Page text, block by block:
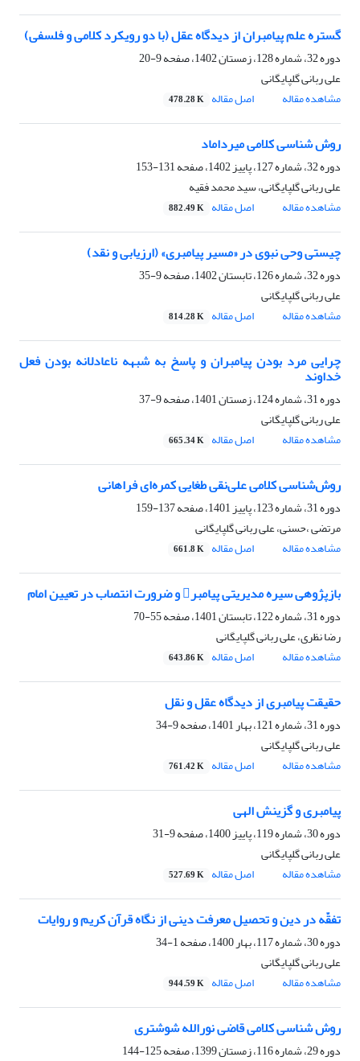
گستره علم پیامبران از دیدگاه عقل (با دو رویکرد کلامی و فلسفی)
دوره 32، شماره 128، زمستان 1402، صفحه
9-20
علی ربانی گلپایگانی
مشاهده مقاله
اصل مقاله 478.28 K
روش شناسی کلامی میرداماد
دوره 32، شماره 127، پاییز 1402، صفحه
131-153
علی ربانی گلپایگانی، سید محمد فقیه
مشاهده مقاله
اصل مقاله 882.49 K
چیستی وحی نبوی در «مسیر پیامبری» (ارزیابی و نقد)
دوره 32، شماره 126، تابستان 1402، صفحه
9-35
علی ربانی گلپایگانی
مشاهده مقاله
اصل مقاله 814.28 K
چرایی مرد بودن پیامبران و پاسخ به شبهه ناعادلانه بودن فعل
خداوند
دوره 31، شماره 124، زمستان 1401، صفحه
9-37
علی ربانی گلپایگانی
مشاهده مقاله
اصل مقاله 665.34 K
روش‌شناسی کلامی علی‌نقی طغایی کمره‌ای ‌فراهانی
دوره 31، شماره 123، پاییز 1401، صفحه
137-159
مرتضی ،حسنی، علی ربانی گلپایگانی
مشاهده مقاله
اصل مقاله 661.8 K
بازپژوهی سیره مدیریتی پیامبر و ضرورت انتصاب در تعیین امام
دوره 31، شماره 122، تابستان 1401، صفحه
55-70
رضا نظری، علی ربانی گلپایگانی
مشاهده مقاله
اصل مقاله 643.86 K
حقیقت پیامبری از دیدگاه عقل و نقل
دوره 31، شماره 121، بهار 1401، صفحه
9-34
علی ربانی گلپایگانی
مشاهده مقاله
اصل مقاله 761.42 K
پیامبری و گزینش الهی
دوره 30، شماره 119، پاییز 1400، صفحه
9-31
علی ربانی گلپایگانی
مشاهده مقاله
اصل مقاله 527.69 K
تفقّه در دین و تحصیل معرفت دینی از نگاه قرآن کریم و روایات
دوره 30، شماره 117، بهار 1400، صفحه
1-34
علی ربانی گلپایگانی
مشاهده مقاله
اصل مقاله 944.59 K
روش شناسی کلامی قاضی نورالله شوشتری
دوره 29، شماره 116، زمستان 1399، صفحه
125-144